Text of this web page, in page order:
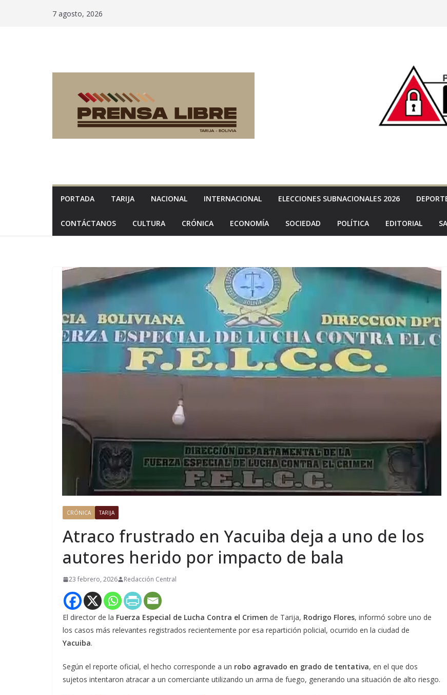
7 agosto, 2026
PORTADA TARIJA NACIONAL INTERNACIONAL ELECCIONES SUBNACIONALES 2026
CONTÁCTANOS CULTURA CRÓNICA ECONOMÍA SOCIEDAD POLÍTICA EDITORIAL
CRÓNICA TARIJA
Atraco frustrado en Yacuiba deja a uno de los
autores herido por impacto de bala
23 febrero, 2026 Redacción Central
El director de la Fuerza Especial de Lucha Contra el Crimen de Tarija, Rodrigo Flores, informó sobre uno de
los casos más relevantes registrados recientemente por esa repartición policial, ocurrido en la ciudad de
Yacuiba.
Según el reporte oficial, el hecho corresponde a un robo agravado en grado de tentativa, en el que dos
sujetos intentaron atracar a un comerciante utilizando un arma de fuego, generando una situación de alto riesgo.